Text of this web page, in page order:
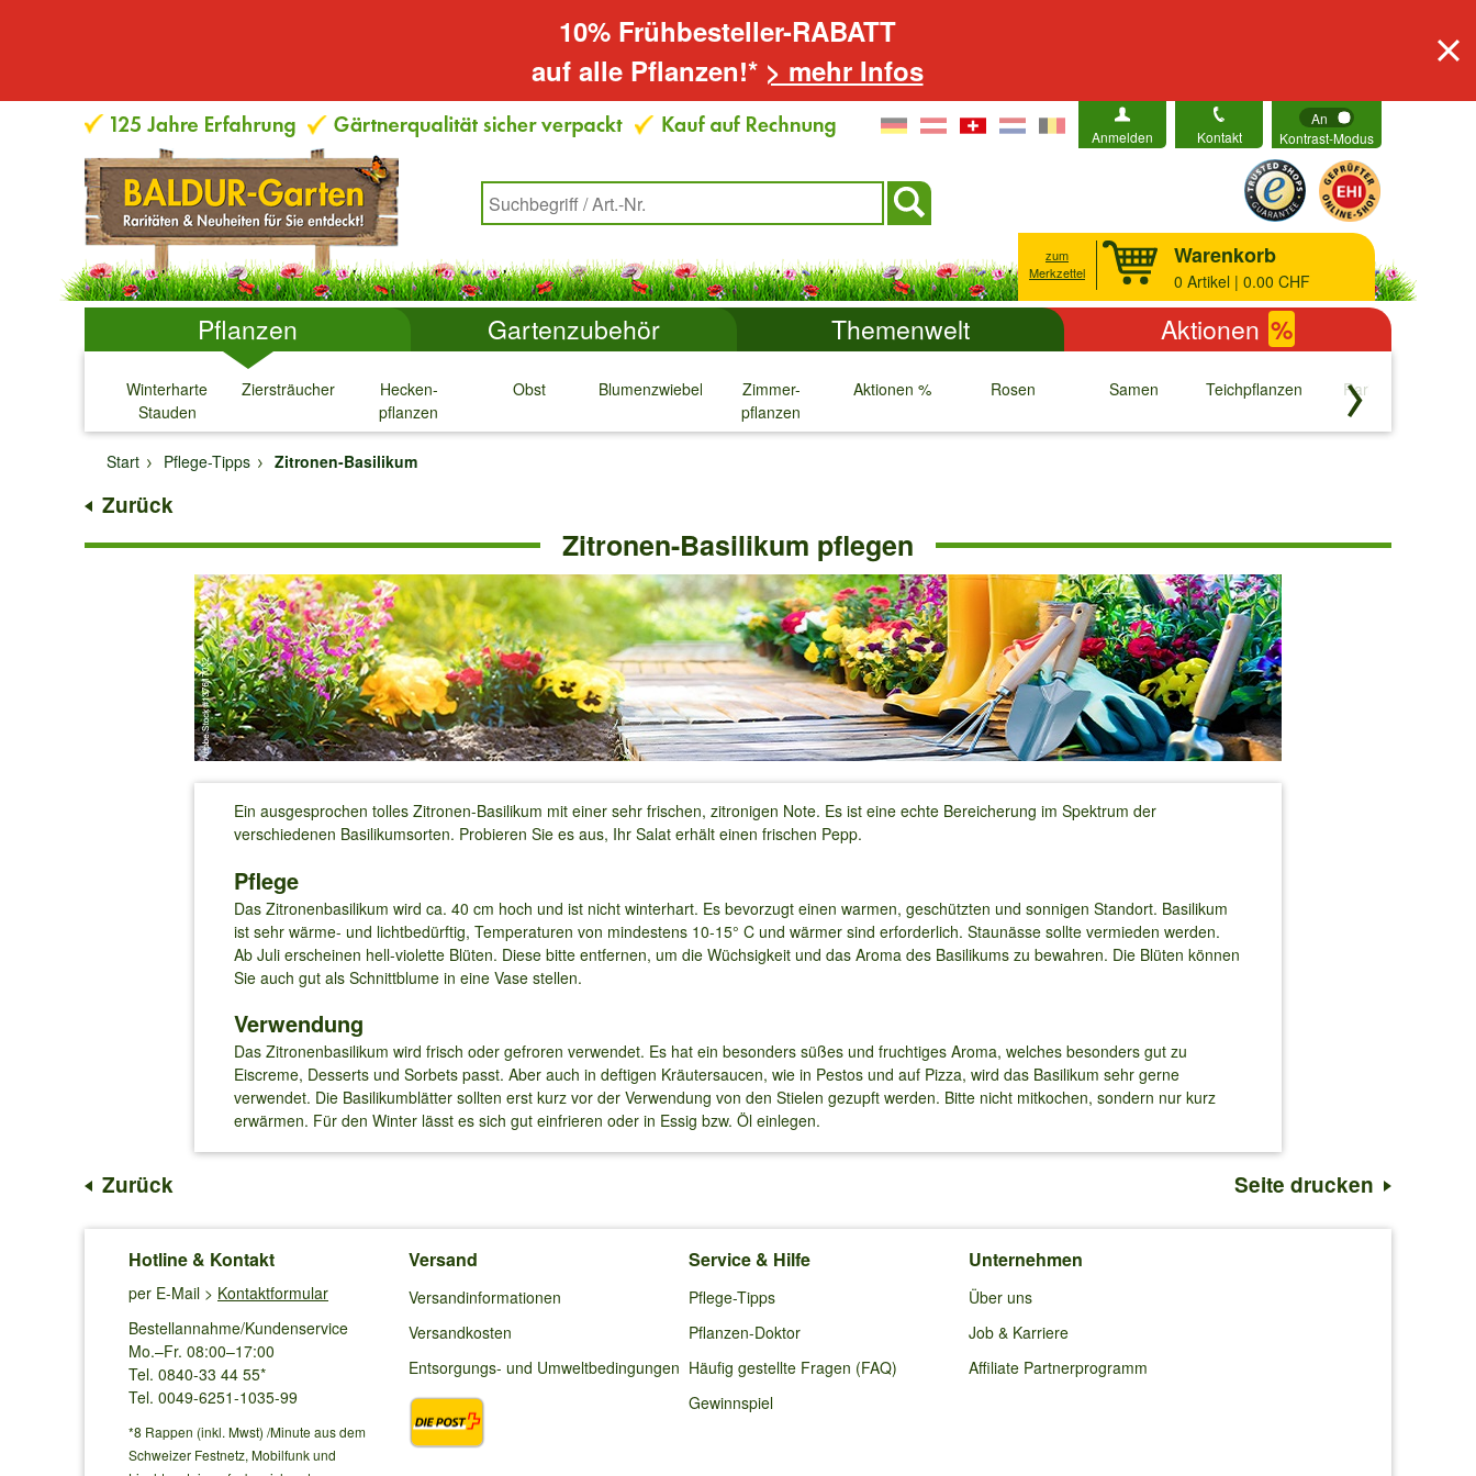
10% Frühbesteller-RABATT
auf alle Pflanzen!* > mehr Infos
Anmelden Kontakt
An
Kontrast-Modus
zum
Merkzettel
Warenkorb
0 Artikel | 0.00 CHF
Pflanzen Gartenzubehör Themenwelt Aktionen %
Winterharte
Stauden
↓
Ziersträucher
↓
Hecken-
pflanzen
↓
Obst
↓
Blumenzwiebeln
↓
Zimmer-
pflanzen
↓
Aktionen %
↓
Rosen
↓
Samen
↓
Teichpflanzen
↓
Raritäten
↓
Start
Pflege-Tipps Zitronen-Basilikum
Zurück
Zitronen-Basilikum pflegen
Ein ausgesprochen tolles Zitronen-Basilikum mit einer sehr frischen, zitronigen Note. Es ist eine echte Bereicherung im Spektrum der
verschiedenen Basilikumsorten. Probieren Sie es aus, Ihr Salat erhält einen frischen Pepp.
Pflege
Das Zitronenbasilikum wird ca. 40 cm hoch und ist nicht winterhart. Es bevorzugt einen warmen, geschützten und sonnigen Standort. Basilikum
ist sehr wärme- und lichtbedürftig, Temperaturen von mindestens 10-15° C und wärmer sind erforderlich. Staunässe sollte vermieden werden.
Ab Juli erscheinen hell-violette Blüten. Diese bitte entfernen, um die Wüchsigkeit und das Aroma des Basilikums zu bewahren. Die Blüten können
Sie auch gut als Schnittblume in eine Vase stellen.
Verwendung
Das Zitronenbasilikum wird frisch oder gefroren verwendet. Es hat ein besonders süßes und fruchtiges Aroma, welches besonders gut zu
Eiscreme, Desserts und Sorbets passt. Aber auch in deftigen Kräutersaucen, wie in Pestos und auf Pizza, wird das Basilikum sehr gerne
verwendet. Die Basilikumblätter sollten erst kurz vor der Verwendung von den Stielen gezupft werden. Bitte nicht mitkochen, sondern nur kurz
erwärmen. Für den Winter lässt es sich gut einfrieren oder in Essig bzw. Öl einlegen.
Zurück Seite drucken
Hotline & Kontakt
per E-Mail > Kontaktformular
Bestellannahme/Kundenservice
Mo.–Fr. 08:00–17:00
Tel. 0840-33 44 55*
Tel. 0049-6251-1035-99
*8 Rappen (inkl. Mwst) /Minute aus dem
Schweizer Festnetz, Mobilfunk und
Versand
Versandinformationen
Versandkosten
Entsorgungs- und Umweltbedingungen
Service & Hilfe
Pflege-Tipps
Pflanzen-Doktor
Häufig gestellte Fragen (FAQ)
Gewinnspiel
Unternehmen
Über uns
Job & Karriere
Affiliate Partnerprogramm